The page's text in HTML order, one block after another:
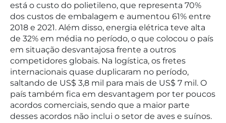
está o custo do polietileno, que representa 70%
dos custos de embalagem e aumentou 61% entre
2018 e 2021. Além disso, energia elétrica teve alta
de 32% em média no período, o que colocou o país
em situação desvantajosa frente a outros
competidores globais. Na logística, os fretes
internacionais quase duplicaram no período,
saltando de US$ 3,8 mil para mais de US$ 7 mil. O
país também fica em desvantagem por ter poucos
acordos comerciais, sendo que a maior parte
desses acordos não inclui o setor de aves e suínos.